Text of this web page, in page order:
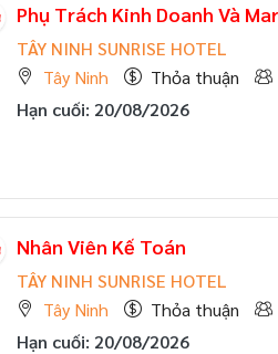
Phụ Trách Kinh Doanh Và
TÂY NINH SUNRISE HOTEL
Tây Ninh
Thỏa thuận
Hạn cuối: 20/08/2026
Nhân Viên Kế Toán
TÂY NINH SUNRISE HOTEL
Tây Ninh
Thỏa thuận
Hạn cuối: 20/08/2026